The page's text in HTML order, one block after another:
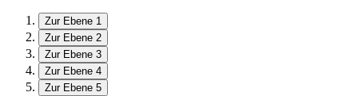
Zur Ebene 1
Zur Ebene 2
Zur Ebene 3
Zur Ebene 4
Zur Ebene 5